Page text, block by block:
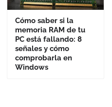
Cómo saber si la
memoria RAM de tu
PC está fallando: 8
señales y cómo
comprobarla en
Windows